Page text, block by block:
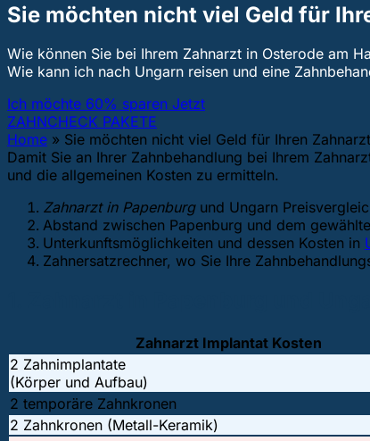
Sie möchten nicht viel Geld für
Wie können Sie bei Ihrem Zahnarzt in Osterode am
Wie kann ich nach Ungarn reisen und eine
Ich möchte 60% sparen Jetzt
ZAHNCHECK PAKETE
Home » Sie möchten nicht viel Geld für Ihren
Damit Sie an Ihrer Zahnbehandlung bei Ihrem
und die allgemeinen Kosten zu ermitteln.
Zahnarzt in Papenburgund Ungarn
Abstand zwischen Papenburg und dem
Unterkunftsmöglichkeiten und dessen Kosten in
Zahnersatzrechner, wo Sie Ihre
Zahnarzt Implantat Kosten
2 Zahnimplantate
(Körper und Aufbau)
2 temporäre Zahnkronen
2 Zahnkronen (Metall-Keramik)